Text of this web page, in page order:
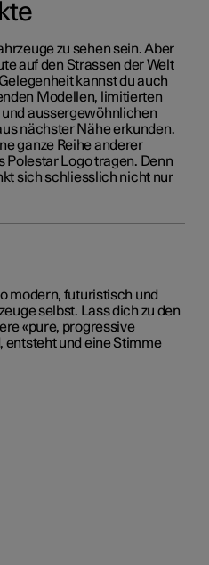
zu sehen sein. Aber
auf den Strassen der Welt
kannst du auch
Modellen, limitierten
aussergewöhnlichen
nächster Nähe erkunden.
ganze Reihe anderer
Polestar Logo tragen. Denn
sich schliesslich nicht nur
modern, futuristisch und
selbst. Lass dich zu den
«pure, progressive
entsteht und eine Stimme